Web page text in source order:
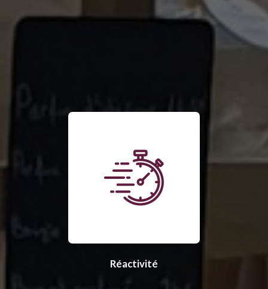
Réactivité